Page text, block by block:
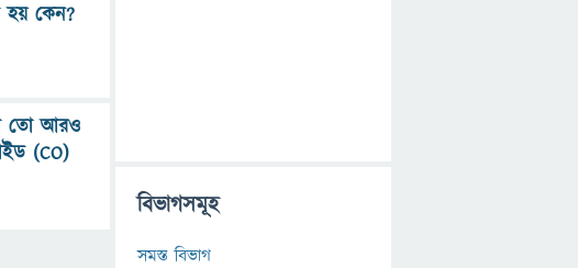
হয় কেন?
তো আরও
(CO)
বিভাগসমূহ
সমস্ত বিভাগ